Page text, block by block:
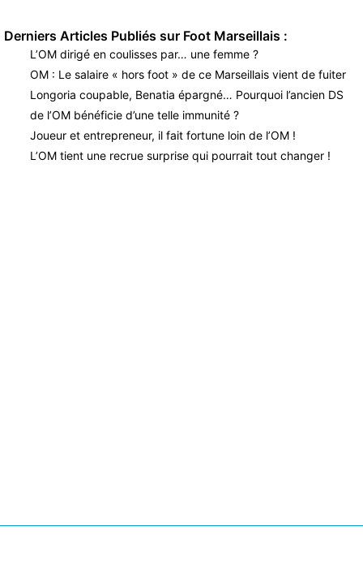
Derniers Articles Publiés sur Foot Marseillais :
L’OM dirigé en coulisses par… une femme ?
OM : Le salaire « hors foot » de ce Marseillais vient de fuiter
Longoria coupable, Benatia épargné… Pourquoi l’ancien DS
de l’OM bénéficie d’une telle immunité ?
Joueur et entrepreneur, il fait fortune loin de l’OM !
L’OM tient une recrue surprise qui pourrait tout changer !